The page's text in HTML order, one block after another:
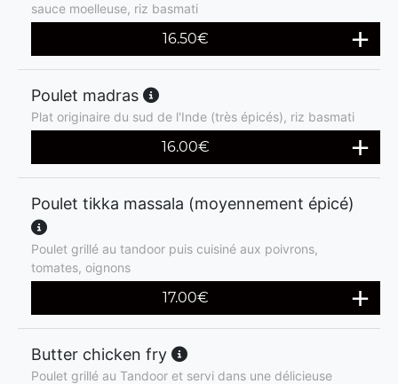
sauce moelleuse, riz basmati
16.50€
Poulet madras
Plat originaire du sud de l'Inde (très épicés), riz basmati
16.00€
Poulet tikka massala (moyennement épicé)
Poulet grillé au tandoor puis cuisiné aux poivrons,
tomates, oignons
17.00€
Butter chicken fry
Poulet grillé au Tandoor et servi dans une délicieuse